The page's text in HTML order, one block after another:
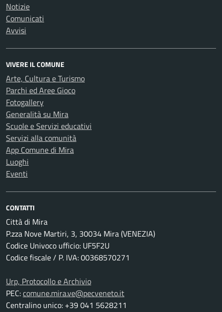
Notizie
Comunicati
Avvisi
VIVERE IL COMUNE
Arte, Cultura e Turismo
Parchi ed Aree Gioco
Fotogallery
Generalità su Mira
Scuole e Servizi educativi
Servizi alla comunità
App Comune di Mira
Luoghi
Eventi
CONTATTI
Città di Mira
P.zza Nove Martiri, 3, 30034 Mira (VENEZIA)
Codice Univoco ufficio: UF5F2U
Codice fiscale / P. IVA: 00368570271
Urp, Protocollo e Archivio
PEC:comune.mira.ve@pecveneto.it
Centralino unico: +39 041 5628211